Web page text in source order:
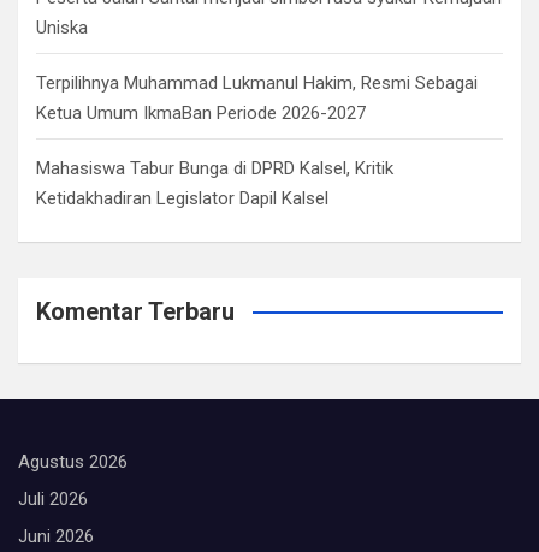
Uniska
Terpilihnya Muhammad Lukmanul Hakim, Resmi Sebagai
Ketua Umum IkmaBan Periode 2026-2027
Mahasiswa Tabur Bunga di DPRD Kalsel, Kritik
Ketidakhadiran Legislator Dapil Kalsel
Komentar Terbaru
Agustus 2026
Juli 2026
Juni 2026